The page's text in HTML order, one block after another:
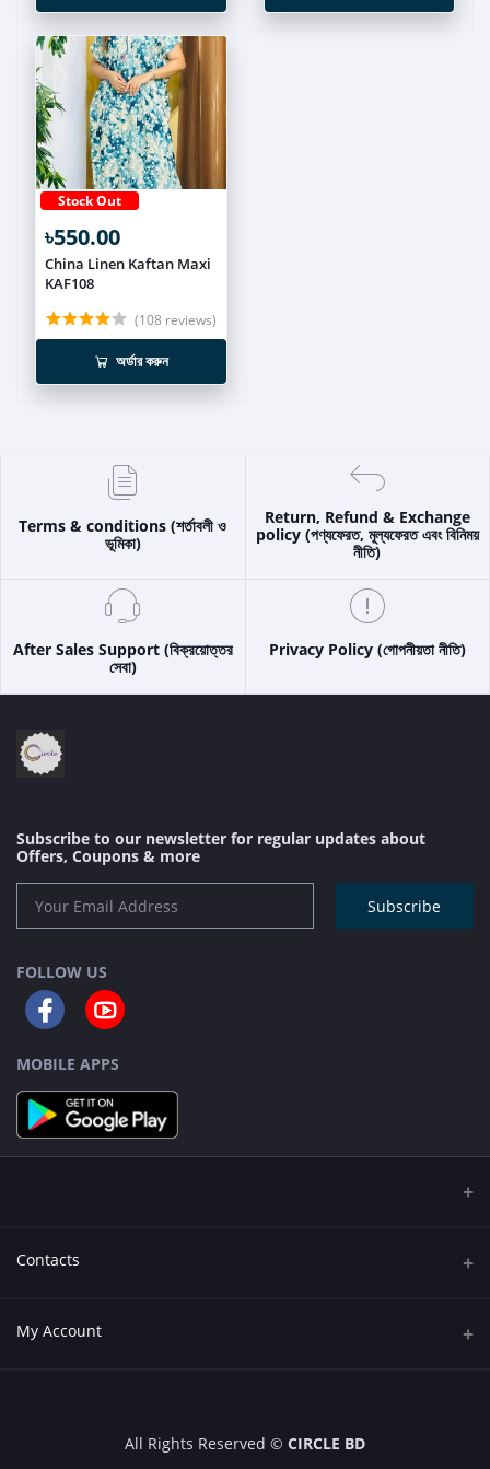
Stock Out
৳550.00
China Linen Kaftan Maxi
KAF108
(108 reviews)
অর্ডার করুন
Terms & conditions (শর্তাবলী ও
ভূমিকা)
Return, Refund & Exchange
policy (পণ্যফেরত, মূল্যফেরত এবং বিনিময়
নীতি)
After Sales Support (বিক্রয়োত্তর
সেবা)
Privacy Policy (গোপনীয়তা নীতি)
Subscribe to our newsletter for regular updates about
Offers, Coupons & more
Subscribe
FOLLOW US
MOBILE APPS
Contacts
Address
My Account
All Rights Reserved © CIRCLE BD